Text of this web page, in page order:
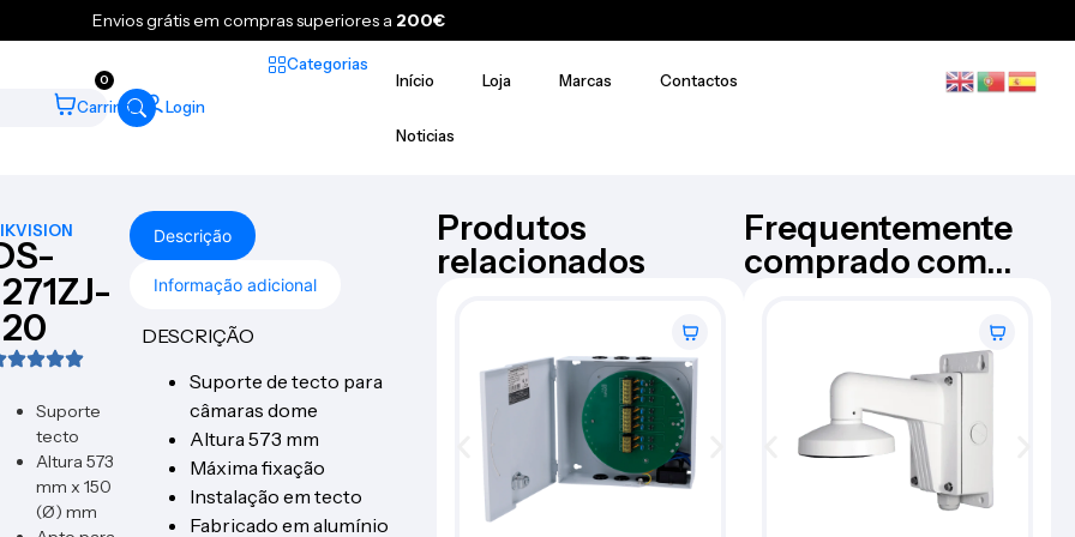
Envios grátis em compras superiores a 200€
0
Carrinho Login
Categorias
Início
Loja Marcas Contactos
Noticias
Suporte
tecto
Altura 573
mm x 150
(Ø) mm
Descrição
Informação adicional
DESCRIÇÃO
Suporte de tecto para
câmaras dome
Altura 573 mm
Máxima fixação
Instalação em tecto
Fabricado em alumínio
Produtos
relacionados
Frequentemente
comprado com...